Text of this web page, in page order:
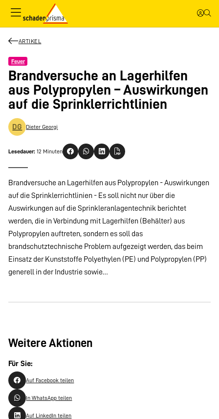
ARTIKEL
Feuer
Brandversuche an Lagerhilfen
aus Polypropylen – Auswirkungen
auf die Sprinklerrichtlinien
DG Dieter Georgi
Lesedauer: 12 Minuten
Brandversuche an Lagerhilfen aus Polypropylen - Auswirkungen
auf die Sprinklerrichtlinien - Es soll nicht nur über die
Auswirkungen auf die Sprinkleranlagentechnik berichtet
werden, die in Verbindung mit Lagerhilfen (Behälter) aus
Polypropylen auftreten, sondern es soll das
brandschutztechnische Problem aufgezeigt werden, das beim
Einsatz der Kunststoffe Polyethylen (PE) und Polypropylen (PP)
generell in der Industrie sowie…
Weitere Aktionen
Für Sie:
Auf Facebook teilen
In WhatsApp teilen
Auf LinkedIn teilen